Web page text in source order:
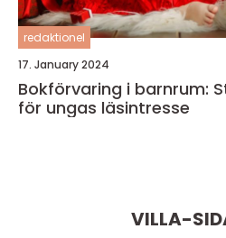
redaktionel
17. January 2024
Bokförvaring i barnrum:
för ungas läsintresse
VILLA-